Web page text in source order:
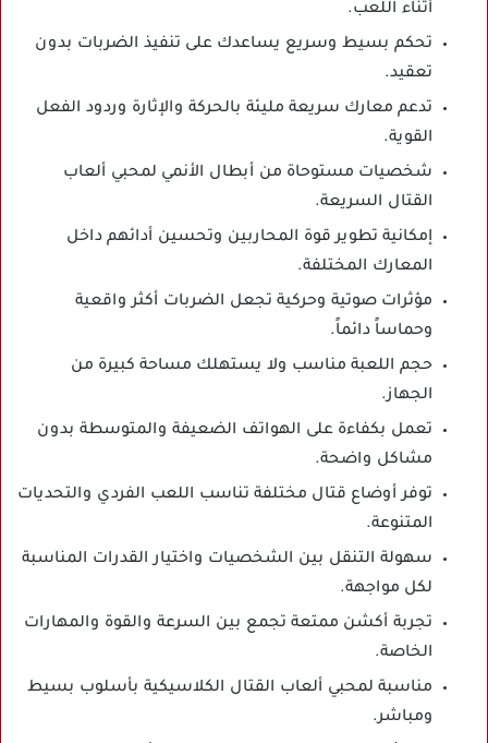
أثناء اللعب.
تحكم بسيط وسريع يساعدك على تنفيذ الضربات بدون
تعقيد.
تدعم معارك سريعة مليئة بالحركة والإثارة وردود الفعل
القوية.
شخصيات مستوحاة من أبطال الأنمي لمحبي ألعاب
القتال السريعة.
إمكانية تطوير قوة المحاربين وتحسين أدائهم داخل
المعارك المختلفة.
مؤثرات صوتية وحركية تجعل الضربات أكثر واقعية
وحماساً دائماً.
حجم اللعبة مناسب ولا يستهلك مساحة كبيرة من
الجهاز.
تعمل بكفاءة على الهواتف الضعيفة والمتوسطة بدون
مشاكل واضحة.
توفر أوضاع قتال مختلفة تناسب اللعب الفردي والتحديات
المتنوعة.
سهولة التنقل بين الشخصيات واختيار القدرات المناسبة
لكل مواجهة.
تجربة أكشن ممتعة تجمع بين السرعة والقوة والمهارات
الخاصة.
مناسبة لمحبي ألعاب القتال الكلاسيكية بأسلوب بسيط
ومباشر.